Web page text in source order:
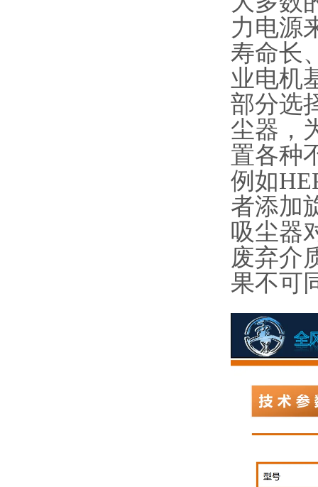
力电源
寿命长
业电机
部分选
尘器，
置各种
例如
者添加
吸尘器
废弃介
果不可